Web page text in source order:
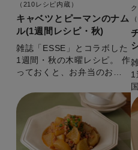
（210レシピ内蔵）
キャベツとピーマンのナム
ル(1週間レシピ・秋)
雑誌「ESSE」とコラボした
1週間・秋の木曜レシピ。 作
っておくと、お弁当のおか
時間：５分】
1